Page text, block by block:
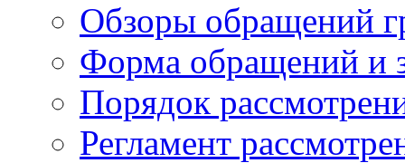
Обзоры обращений
Форма обращений и
Порядок
Регламент